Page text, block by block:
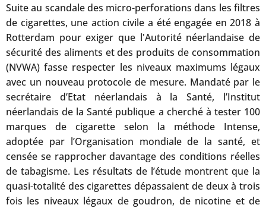
Suite au scandale des micro-perforations dans les filtres
de cigarettes, une action civile a été engagée en 2018 à
Rotterdam pour exiger que l'Autorité néerlandaise de
sécurité des aliments et des produits de consommation
(NVWA) fasse respecter les niveaux maximums légaux
avec un nouveau protocole de mesure. Mandaté par le
secrétaire d’Etat néerlandais à la Santé, l’Institut
néerlandais de la Santé publique a cherché à tester 100
marques de cigarette selon la méthode Intense,
adoptée par l’Organisation mondiale de la santé, et
censée se rapprocher davantage des conditions réelles
de tabagisme. Les résultats de l’étude montrent que la
quasi-totalité des cigarettes dépassaient de deux à trois
fois les niveaux légaux de goudron, de nicotine et de